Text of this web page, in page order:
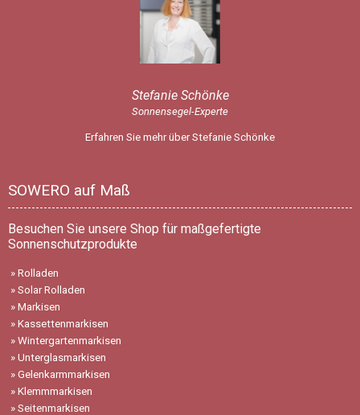
Stefanie Schönke
Sonnensegel-Experte
Erfahren Sie mehr über Stefanie Schönke
SOWERO auf Maß
Besuchen Sie unsere Shop für maßgefertigte
Sonnenschutzprodukte
» Rolladen
» Solar Rolladen
» Markisen
» Kassettenmarkisen
» Wintergartenmarkisen
» Unterglasmarkisen
» Gelenkarmmarkisen
» Klemmmarkisen
» Seitenmarkisen